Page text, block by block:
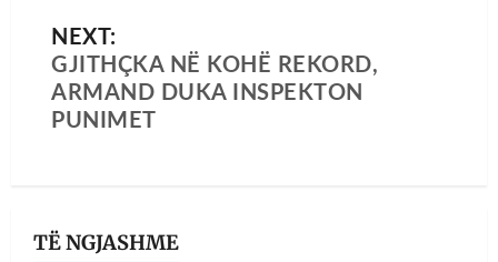
NEXT:
GJITHÇKA NË KOHË REKORD,
ARMAND DUKA INSPEKTON
PUNIMET
TË NGJASHME